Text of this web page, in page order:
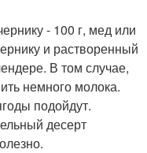
- 100 г, мед или
и растворенный
В том случае,
немного молока.
подойдут.
десерт